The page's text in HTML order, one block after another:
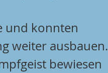
und konnten
weiter ausbauen.
bewiesen